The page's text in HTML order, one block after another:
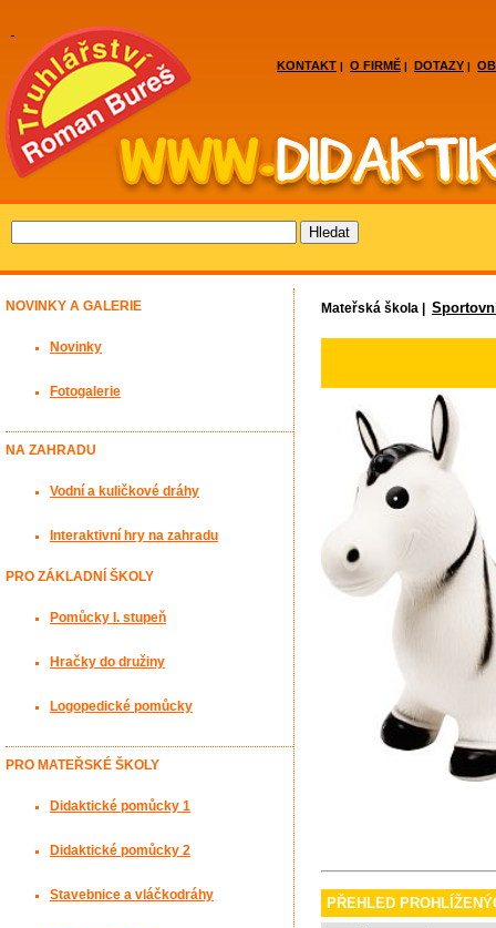
KONTAKT | O FIRMĚ | DOTAZY |
Mateřská škola |
PŘEHLED
NOVINKY A GALERIE
Novinky
Fotogalerie
NA ZAHRADU
Vodní a kuličkové dráhy
Interaktivní hry na zahradu
PRO ZÁKLADNÍ ŠKOLY
Pomůcky I. stupeň
Hračky do družiny
Logopedické pomůcky
PRO MATEŘSKÉ ŠKOLY
Didaktické pomůcky 1
Didaktické pomůcky 2
Stavebnice a vláčkodráhy